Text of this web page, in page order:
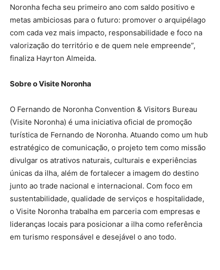
Noronha fecha seu primeiro ano com saldo positivo e
metas ambiciosas para o futuro: promover o arquipélago
com cada vez mais impacto, responsabilidade e foco na
valorização do território e de quem nele empreende”,
finaliza Hayrton Almeida.
Sobre o Visite Noronha
O Fernando de Noronha Convention & Visitors Bureau
(Visite Noronha) é uma iniciativa oficial de promoção
turística de Fernando de Noronha. Atuando como um hub
estratégico de comunicação, o projeto tem como missão
divulgar os atrativos naturais, culturais e experiências
únicas da ilha, além de fortalecer a imagem do destino
junto ao trade nacional e internacional. Com foco em
sustentabilidade, qualidade de serviços e hospitalidade,
o Visite Noronha trabalha em parceria com empresas e
lideranças locais para posicionar a ilha como referência
em turismo responsável e desejável o ano todo.